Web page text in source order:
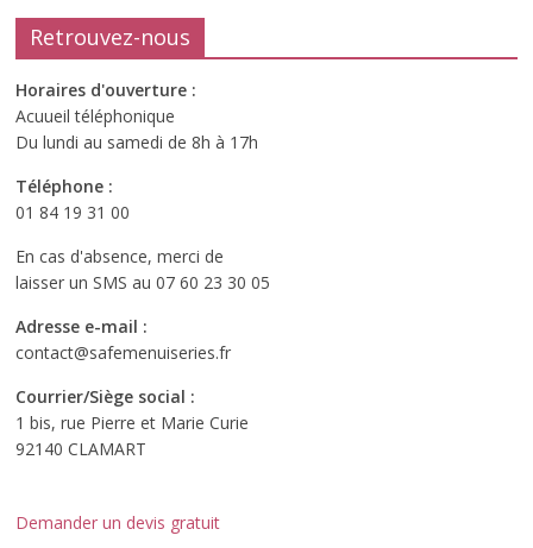
Retrouvez-nous
Horaires d'ouverture :
Acuueil téléphonique
Du lundi au samedi de 8h à 17h
Téléphone :
01 84 19 31 00
En cas d'absence, merci de
laisser un SMS au 07 60 23 30 05
Adresse e-mail :
contact@safemenuiseries.fr
Courrier/Siège social :
1 bis, rue Pierre et Marie Curie
92140 CLAMART
Demander un devis gratuit